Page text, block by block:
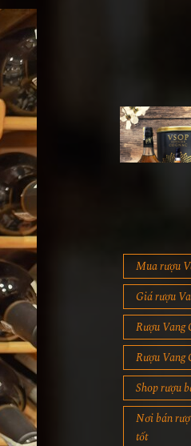
Mua rượu
Giá rượu
Rượu Vang
Rượu Vang
Shop rượu
Nơi bán
tốt